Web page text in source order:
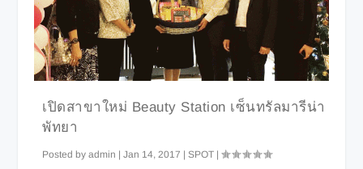
เปิดสาขาใหม่ Beauty Station เซ็นทรัลมารีน่า
พัทยา
Posted byadmin |Jan 14, 2017 |SPOT |